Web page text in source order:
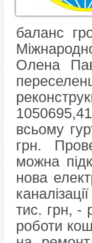
баланс
Олена
всьому
грн.
можна
нова
тис. грн, -
роботи